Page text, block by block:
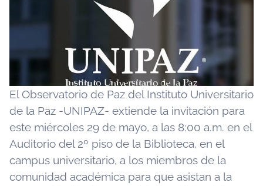
El Observatorio de Paz del Instituto Universitario
de la Paz -UNIPAZ- extiende la invitación para
este miércoles 29 de mayo, a las 8:00 a.m. en el
Auditorio del 2º piso de la Biblioteca, en el
campus universitario, a los miembros de la
comunidad académica para que asistan a la